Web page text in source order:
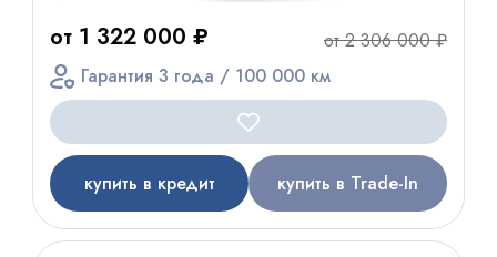
от 1 322 000 ₽
от 2 306 000 ₽
Гарантия 3 года / 100 000 км
купить в кредит купить в Trade-In